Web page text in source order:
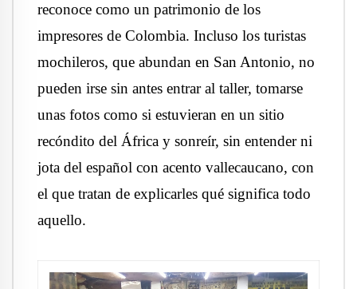
reconoce como un patrimonio de los
impresores de Colombia. Incluso los turistas
mochileros, que abundan en San Antonio, no
pueden irse sin antes entrar al taller, tomarse
unas fotos como si estuvieran en un sitio
recóndito del África y sonreír, sin entender ni
jota del español con acento vallecaucano, con
el que tratan de explicarles qué significa todo
aquello.